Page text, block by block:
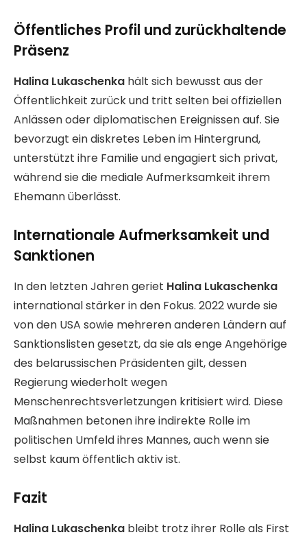
Öffentliches Profil und zurückhaltende
Präsenz
Halina Lukaschenka hält sich bewusst aus der
Öffentlichkeit zurück und tritt selten bei offiziellen
Anlässen oder diplomatischen Ereignissen auf. Sie
bevorzugt ein diskretes Leben im Hintergrund,
unterstützt ihre Familie und engagiert sich privat,
während sie die mediale Aufmerksamkeit ihrem
Ehemann überlässt.
Internationale Aufmerksamkeit und
Sanktionen
In den letzten Jahren geriet Halina Lukaschenka
international stärker in den Fokus. 2022 wurde sie
von den USA sowie mehreren anderen Ländern auf
Sanktionslisten gesetzt, da sie als enge Angehörige
des belarussischen Präsidenten gilt, dessen
Regierung wiederholt wegen
Menschenrechtsverletzungen kritisiert wird. Diese
Maßnahmen betonen ihre indirekte Rolle im
politischen Umfeld ihres Mannes, auch wenn sie
selbst kaum öffentlich aktiv ist.
Fazit
Halina Lukaschenka bleibt trotz ihrer Rolle als First